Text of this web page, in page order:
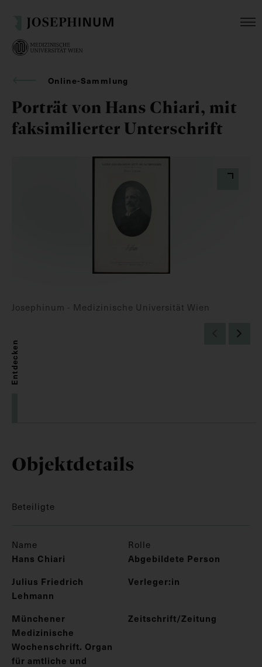
Online-Sammlung
Porträt von Hans Chiari, mit
faksimilierter Unterschrift
Josephinum - Medizinische Universität Wien
Entdecken
Objektdetails
Beteiligte
Name Rolle
Hans Chiari
Abgebildete Person
Julius Friedrich
Lehmann
Verleger:in
Münchener
Medizinische
Wochenschrift. Organ
für amtliche und
Zeitschrift/Zeitung